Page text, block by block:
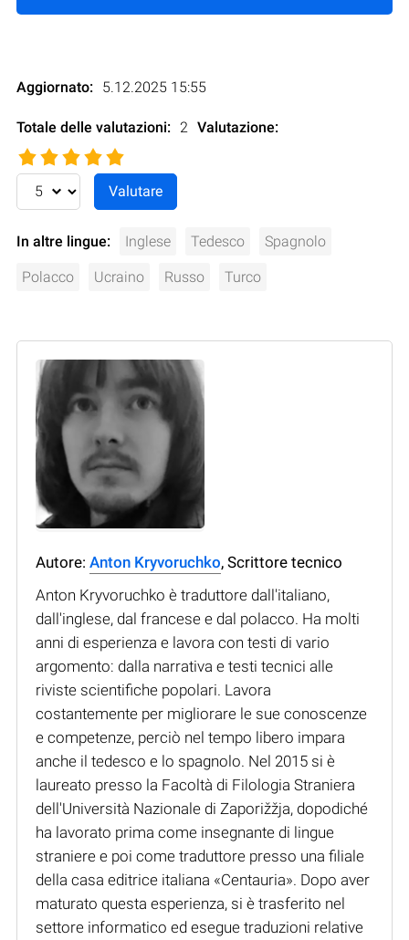
Aggiornato: 5.12.2025 15:55
Totale delle valutazioni: 2 Valutazione:
In altre lingue: Inglese Tedesco Spagnolo
Polacco Ucraino Russo Turco
Autore: Anton Kryvoruchko, Scrittore tecnico
Anton Kryvoruchko è traduttore dall'italiano,
dall'inglese, dal francese e dal polacco. Ha molti
anni di esperienza e lavora con testi di vario
argomento: dalla narrativa e testi tecnici alle
riviste scientifiche popolari. Lavora
costantemente per migliorare le sue conoscenze
e competenze, perciò nel tempo libero impara
anche il tedesco e lo spagnolo. Nel 2015 si è
laureato presso la Facoltà di Filologia Straniera
dell'Università Nazionale di Zaporižžja, dopodiché
ha lavorato prima come insegnante di lingue
straniere e poi come traduttore presso una filiale
della casa editrice italiana «Centauria». Dopo aver
maturato questa esperienza, si è trasferito nel
settore informatico ed esegue traduzioni relative